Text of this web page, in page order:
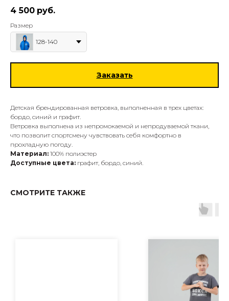
4 500 руб.
Размер
128-140
Заказать
Детская брендированная ветровка, выполненная в трех цветах:
бордо, синий и графит.
Ветровка выполнена из непромокаемой и непродуваемой ткани,
что позволит спортсмену чувствовать себя комфортно в
прохладную погоду.
Материал: 100% полиэстер
Доступные цвета: графит, бордо, синий.
СМОТРИТЕ ТАКЖЕ